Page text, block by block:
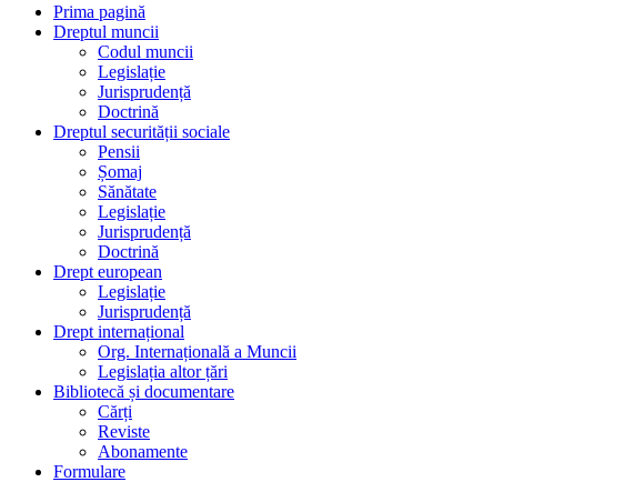
Prima pagină
Dreptul muncii
Codul muncii
Legislație
Jurisprudență
Doctrină
Dreptul securității sociale
Pensii
Șomaj
Sănătate
Legislație
Jurisprudență
Doctrină
Drept european
Legislație
Jurisprudență
Drept internațional
Org. Internațională a Muncii
Legislația altor țări
Bibliotecă și documentare
Cărți
Reviste
Abonamente
Formulare